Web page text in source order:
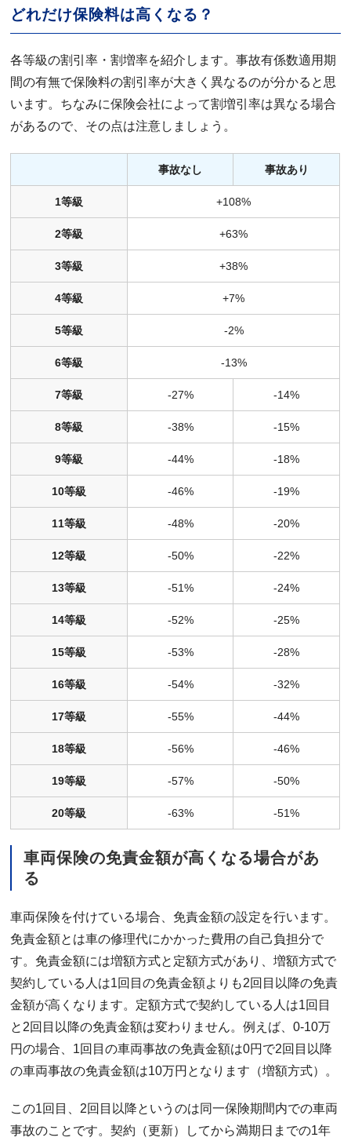
どれだけ保険料は高くなる？
各等級の割引率・割増率を紹介します。事故有係数適用期
間の有無で保険料の割引率が大きく異なるのが分かると思
います。ちなみに保険会社によって割増引率は異なる場合
があるので、その点は注意しましょう。
事故なし 事故あり
1等級 +108%
2等級 +63%
3等級 +38%
4等級 +7%
5等級 -2%
6等級 -13%
7等級 -27% -14%
8等級 -38% -15%
9等級 -44% -18%
10等級 -46% -19%
11等級 -48% -20%
12等級 -50% -22%
13等級 -51% -24%
14等級 -52% -25%
15等級 -53% -28%
16等級 -54% -32%
17等級 -55% -44%
18等級 -56% -46%
19等級 -57% -50%
20等級 -63% -51%
車両保険の免責金額が高くなる場合があ
る
車両保険を付けている場合、免責金額の設定を行います。
免責金額とは車の修理代にかかった費用の自己負担分で
す。免責金額には増額方式と定額方式があり、増額方式で
契約している人は1回目の免責金額よりも2回目以降の免責
金額が高くなります。定額方式で契約している人は1回目
と2回目以降の免責金額は変わりません。例えば、0-10万
円の場合、1回目の車両事故の免責金額は0円で2回目以降
の車両事故の免責金額は10万円となります（増額方式）。
この1回目、2回目以降というのは同一保険期間内での車両
事故のことです。契約（更新）してから満期日までの1年